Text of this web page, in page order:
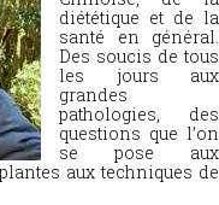
diététique et de la
santé en général.
Des soucis de tous
les jours aux
grandes
pathologies, des
questions que l’on
se pose aux
aux techniques de